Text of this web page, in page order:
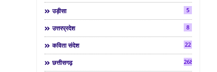
उड़ीसा 5
उत्तरप्रदेश 8
कविता संदेश 22
छत्तीसगढ़ 268